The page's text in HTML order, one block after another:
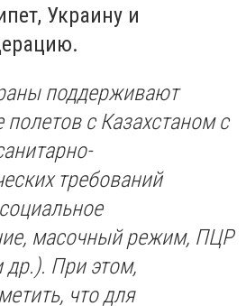
Украину и
поддерживают
с Казахстаном с
требований
масочный режим, ПЦР
др.). При этом,
что для